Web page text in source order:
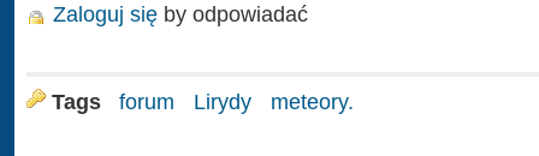
Zaloguj się by odpowiadać
Tags forum Lirydy meteory.